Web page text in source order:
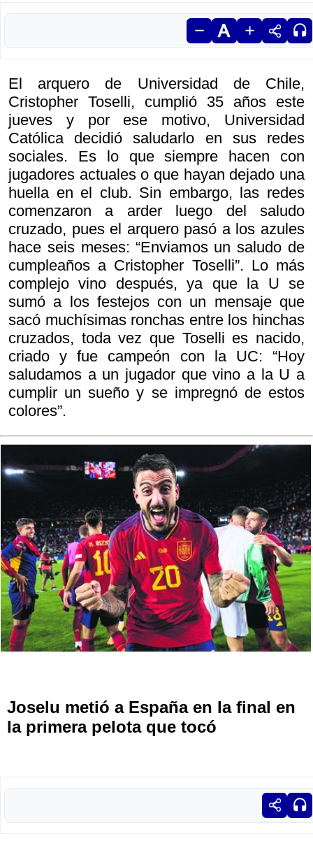
El arquero de Universidad de Chile,
Cristopher Toselli, cumplió 35 años este
jueves y por ese motivo, Universidad
Católica decidió saludarlo en sus redes
sociales. Es lo que siempre hacen con
jugadores actuales o que hayan dejado una
huella en el club. Sin embargo, las redes
comenzaron a arder luego del saludo
cruzado, pues el arquero pasó a los azules
hace seis meses: “Enviamos un saludo de
cumpleaños a Cristopher Toselli”. Lo más
complejo vino después, ya que la U se
sumó a los festejos con un mensaje que
sacó muchísimas ronchas entre los hinchas
cruzados, toda vez que Toselli es nacido,
criado y fue campeón con la UC: “Hoy
saludamos a un jugador que vino a la U a
cumplir un sueño y se impregnó de estos
colores”.
Joselu metió a España en la final en
la primera pelota que tocó